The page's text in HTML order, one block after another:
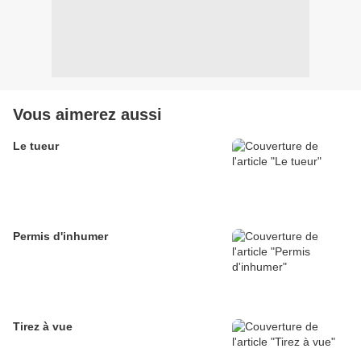
Vous aimerez aussi
Le tueur
Permis d'inhumer
Tirez à vue